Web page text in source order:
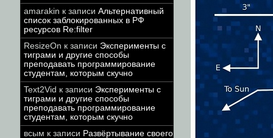
amarakin к записи Альтернативный
список заблокированных в РФ
ресурсов Re:filter
ResizeOn к записи Эксперименты с
тиграми и другие способы
преподавать программирование
студентам, которым скучно
Text2Vid к записи Эксперименты с
тиграми и другие способы
преподавать программирование
студентам, которым скучно
всым к записи Развёртывание своего